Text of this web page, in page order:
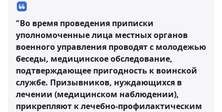
"Во время проведения приписки
уполномоченные лица местных органов
военного управления проводят с молодежью
беседы, медицинское обследование,
подтверждающее пригодность к воинской
службе. Призывников, нуждающихся в
лечении (медицинском наблюдении),
прикрепляют к лечебно-профилактическим